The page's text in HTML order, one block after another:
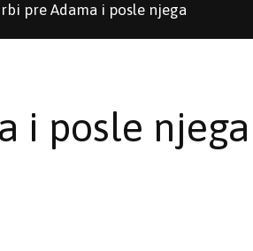
pre Adama i posle njega
i posle njega